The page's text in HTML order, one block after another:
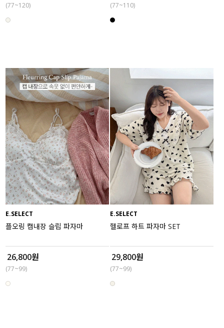
(77~120) (77~110)
E.SELECT
플오링 캡내장 슬립 파자마
26,800원
(77~99)
E.SELECT
헬로프 하트 파자마 SET
29,800원
(77~99)